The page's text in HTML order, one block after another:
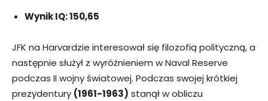
Wynik IQ: 150,65
JFK na Harvardzie interesował się filozofią polityczną, a
następnie służył z wyróżnieniem w Naval Reserve
podczas II wojny światowej. Podczas swojej krótkiej
prezydentury (1961-1963) stanął w obliczu